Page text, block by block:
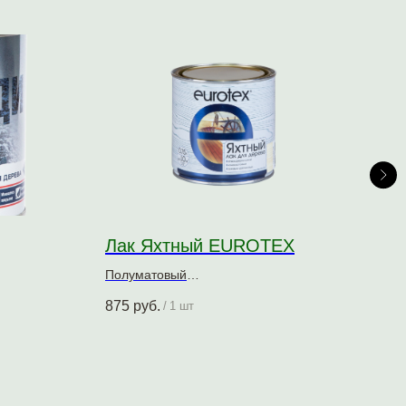
Лак Яхтный EUROTEX
Полуматовый
875 руб. / 1 шт